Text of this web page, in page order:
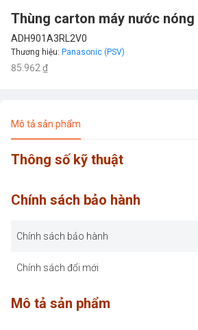
Thùng carton máy nước nóng
ADH901A3RL2V0
Thương hiệu: Panasonic (PSV)
85.962 ₫
Mô tả sản phẩm
Thông số kỹ thuật
Chính sách bảo hành
Chính sách bảo hành
Chính sách đổi mới
Mô tả sản phẩm